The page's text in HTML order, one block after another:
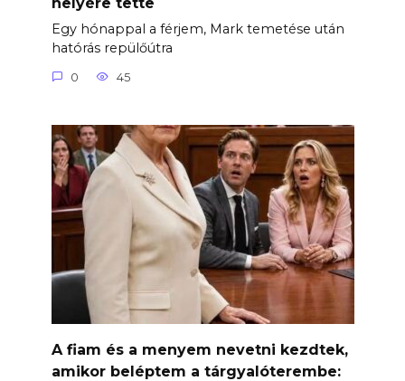
Egy hónappal a férjem, Mark temetése után
hatórás repülőútra
0 45
A fiam és a menyem nevetni kezdtek,
amikor beléptem a tárgyalóterembe: